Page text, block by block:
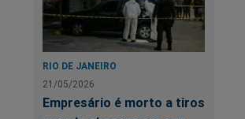
RIO DE JANEIRO
21/05/2026
Empresário é morto a tiros